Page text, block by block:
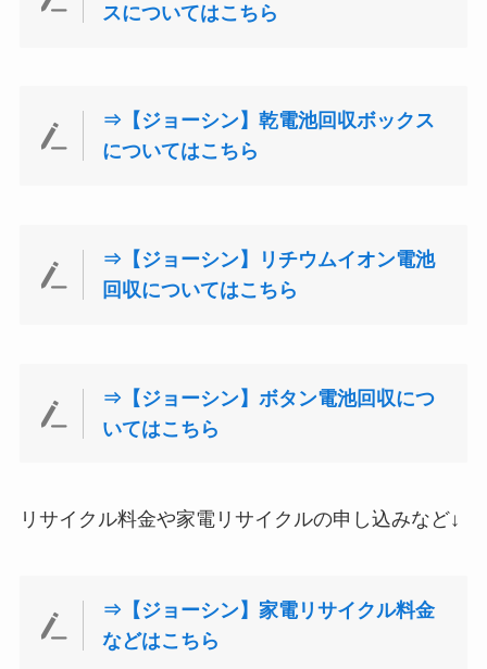
スについてはこちら
⇒【ジョーシン】乾電池回収ボックス
についてはこちら
⇒【ジョーシン】リチウムイオン電池
回収についてはこちら
⇒【ジョーシン】ボタン電池回収につ
いてはこちら
リサイクル料金や家電リサイクルの申し込みなど↓
⇒【ジョーシン】家電リサイクル料金
などはこちら